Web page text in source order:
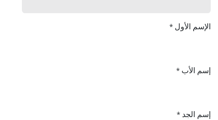
الإسم الأول *
إسم الأب *
إسم الجد *